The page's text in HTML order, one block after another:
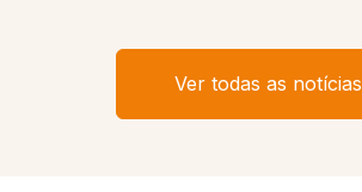
Ver todas as notícias